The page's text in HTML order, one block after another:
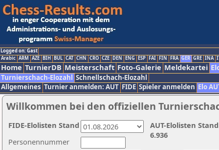
Logged on: Gast
Arabic ARM AZE BIH BUL CAT CHN CRO CZE DEN ENG ESP FAI FIN FRA GER GRE INA
Home TurnierDB Meisterschaft Foto-Galerie Meldekartei
Turnierschach-Elozahl Schnellschach-Elozahl
Allgemeines Turnier anmelden: AUT FIDE Spieler anmelden Elo
Willkommen bei den offiziellen
Personennummer
AUT-Elolisten
6.936
FIDE-Elolisten Stand